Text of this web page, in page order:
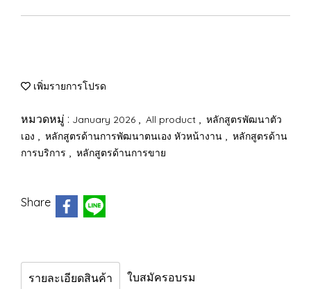
เพิ่มรายการโปรด
หมวดหมู่ : January 2026 , All product , หลักสูตรพัฒนาตัว
เอง , หลักสูตรด้านการพัฒนาตนเอง หัวหน้างาน , หลักสูตรด้าน
การบริการ , หลักสูตรด้านการขาย
Share
รายละเอียดสินค้า ใบสมัครอบรม